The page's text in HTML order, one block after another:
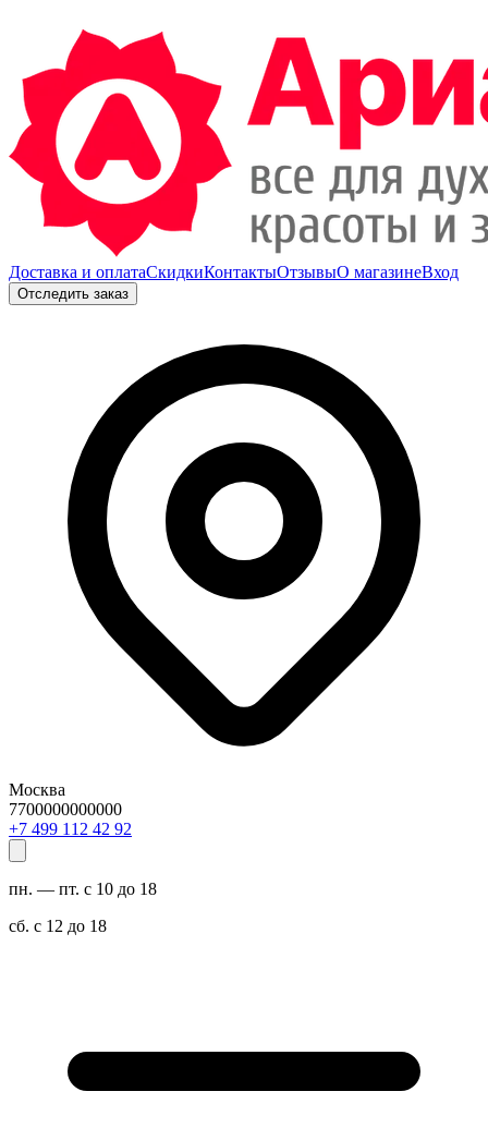
Доставка и оплатаСкидкиКонтактыОтзывыО магазинеВход
Отследить заказ
Москва
7700000000000
29 24 211 994 7+
пн. — пт. с 10 до 18
сб. с 12 до 18